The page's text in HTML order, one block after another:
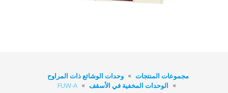
مجموعات المنتجات
وحدات الوشائع ذات المراوح
الوحدات المخفية في الأسقف
FUW-A